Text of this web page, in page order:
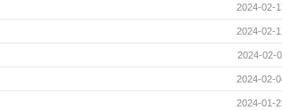
2024-02-
2024-02-
2024-02-
2024-02-
2024-01-